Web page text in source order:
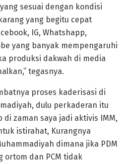
sesuai dengan kondisi
yang begitu cepat
IG, Whatshapp,
yang banyak mempengaruhi
produksi dakwah di media
tegasnya.
proses kaderisasi di
dulu perkaderan itu
di zaman saya jadi aktivis IMM,
istirahat, Kurangnya
dimana jika PDM
ortom dan PCM tidak